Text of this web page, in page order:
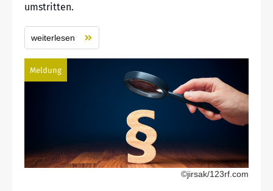
umstritten.
weiterlesen
Meldung
©jirsak/123rf.com